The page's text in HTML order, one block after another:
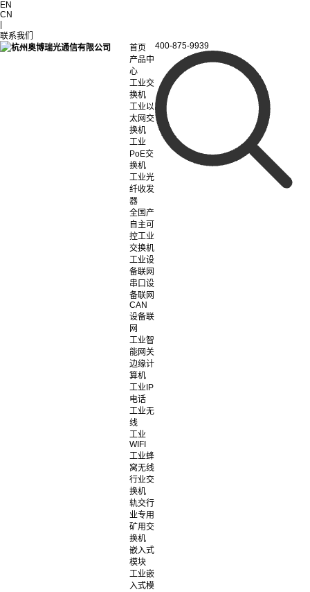
EN
CN
联系我们
首页
产品中
心
工业交
换机
工业以
太网交
换机
工业
PoE交
换机
工业光
纤收发
器
全国产
自主可
控工业
交换机
工业设
备联网
串口设
备联网
CAN
设备联
网
工业智
能网关
边缘计
算机
工业IP
电话
工业无
线
工业
WIFI
工业蜂
窝无线
行业交
换机
轨交行
业专用
矿用交
换机
嵌入式
模块
工业嵌
入式模
400-875-9939